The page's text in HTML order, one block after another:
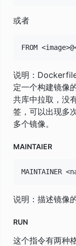
或者
说明：
定一个构建镜像
共库中拉取，没
签，可以出现多
多个镜像。
MAINTAIER
说明：描述镜像
RUN
这个指令有两种